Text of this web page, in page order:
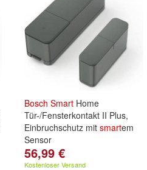
Bosch Smart Home
Tür-/Fensterkontakt II Plus,
Einbruchschutz mit smartem
Sensor
56,99 €
Kostenloser Versand